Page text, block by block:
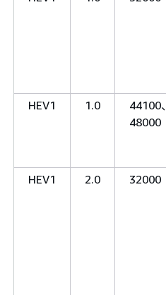
HEV1
1.0
44100、
48000
HEV1
2.0 32000